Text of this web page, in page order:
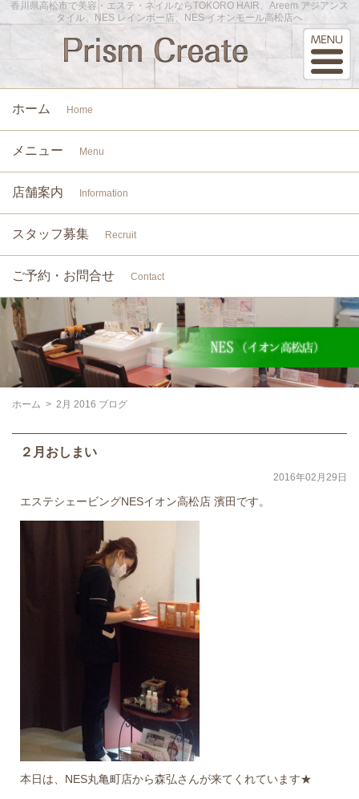
香川県高松市で美容・エステ・ネイルならTOKORO HAIR、Areem アジアンス
タイル、NES レインボー店、NES イオンモール高松店へ
ホーム Home
メニュー Menu
店舗案内 Information
スタッフ募集 Recruit
ご予約・お問合せ Contact
ホーム > 2月 2016 ブログ
２月おしまい
2016年02月29日
エステシェービングNESイオン高松店 濱田です。
本日は、NES丸亀町店から森弘さんが来てくれています★